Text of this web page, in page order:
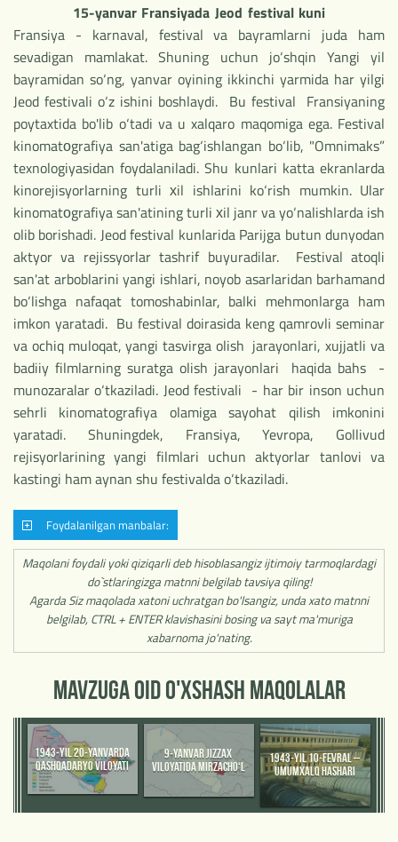
15-yanvar Fransiyada Jeod festival kuni
Fransiya - karnaval, festival va bayramlarni juda ham
sevadigan mamlakat. Shuning uchun jo‘shqin Yangi yil
bayramidan so‘ng, yanvar oyining ikkinchi yarmida har yilgi
Jeod festivali o‘z ishini boshlaydi. Bu festival Fransiyaning
poytaxtida bo'lib o‘tadi va u xalqaro maqomiga ega. Festival
kinomatоgrafiya san'atiga bag‘ishlangan bo‘lib, "Omnimaks”
texnologiyasidan foydalaniladi. Shu kunlari katta ekranlarda
kinorejisyorlarning turli хil ishlarini ko‘rish mumkin. Ular
kinomatоgrafiya san'atining turli хil janr va yo‘nalishlarda ish
olib borishadi. Jeod festival kunlarida Parijga butun dunyodan
aktyor va rejissyorlar tashrif buyuradilar. Festival atoqli
san'at arboblarini yangi ishlari, noyob asarlaridan barhamand
bo‘lishga nafaqat tomoshabinlar, balki mehmonlarga ham
imkon yaratadi. Bu festival doirasida keng qamrovli seminar
va ochiq muloqat, yangi tasvirga olish jarayonlari, xujjatli va
badiiy filmlarning suratga olish jarayonlari haqida bahs -
munozaralar o‘tkaziladi. Jeod festivali - har bir inson uchun
sehrli kinomatografiya olamiga sayohat qilish imkonini
yaratadi. Shuningdek, Fransiya, Yevropa, Gollivud
rejisyorlarining yangi filmlari uchun aktyorlar tanlovi va
kastingi ham aynan shu festivalda o‘tkaziladi.
Foydalanilgan manbalar:
Maqolani foydali yoki qiziqarli deb hisoblasangiz ijtimoiy tarmoqlardagi
do`stlaringizga matnni belgilab tavsiya qiling!
Agarda Siz maqolada xatoni uchratgan bo'lsangiz, unda xato matnni
belgilab, CTRL + ENTER klavishasini bosing va sayt ma'muriga
xabarnoma jo'nating.
MAVZUGA OID O'XSHASH MAQOLALAR
1943-YIL 20-YANVARDA
QASHQADARYO VILOYATI
TASHKIL ETILGAN KUN
9-YANVAR JIZZAX
VILOYATIDA MIRZACHO‘L
VA PAXTAKOR TUMANLARI
TASHKIL ETILGAN KUN.
1943-YIL 10-FEVRAL –
UMUMXALQ HASHARI
YO‘LI BILAN FARHOD GES
QURILISHI BOSHLANGAN.